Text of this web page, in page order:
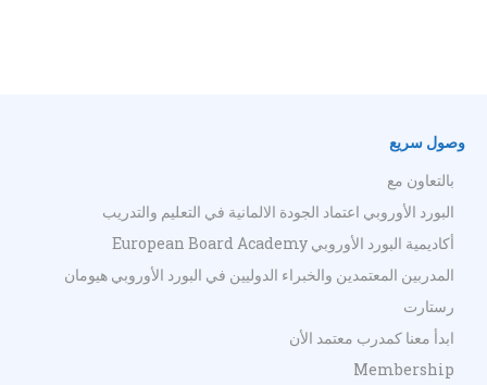
وصول سريع
بالتعاون مع
البورد الأوروبي اعتماد الجودة الالمانية في التعليم والتدريب
أكاديمية البورد الأوروبي European Board Academy
المدربين المعتمدين والخبراء الدوليين في البورد الأوروبي هيومان
رستارت
ابدأ معنا كمدرب معتمد الأن
Membership